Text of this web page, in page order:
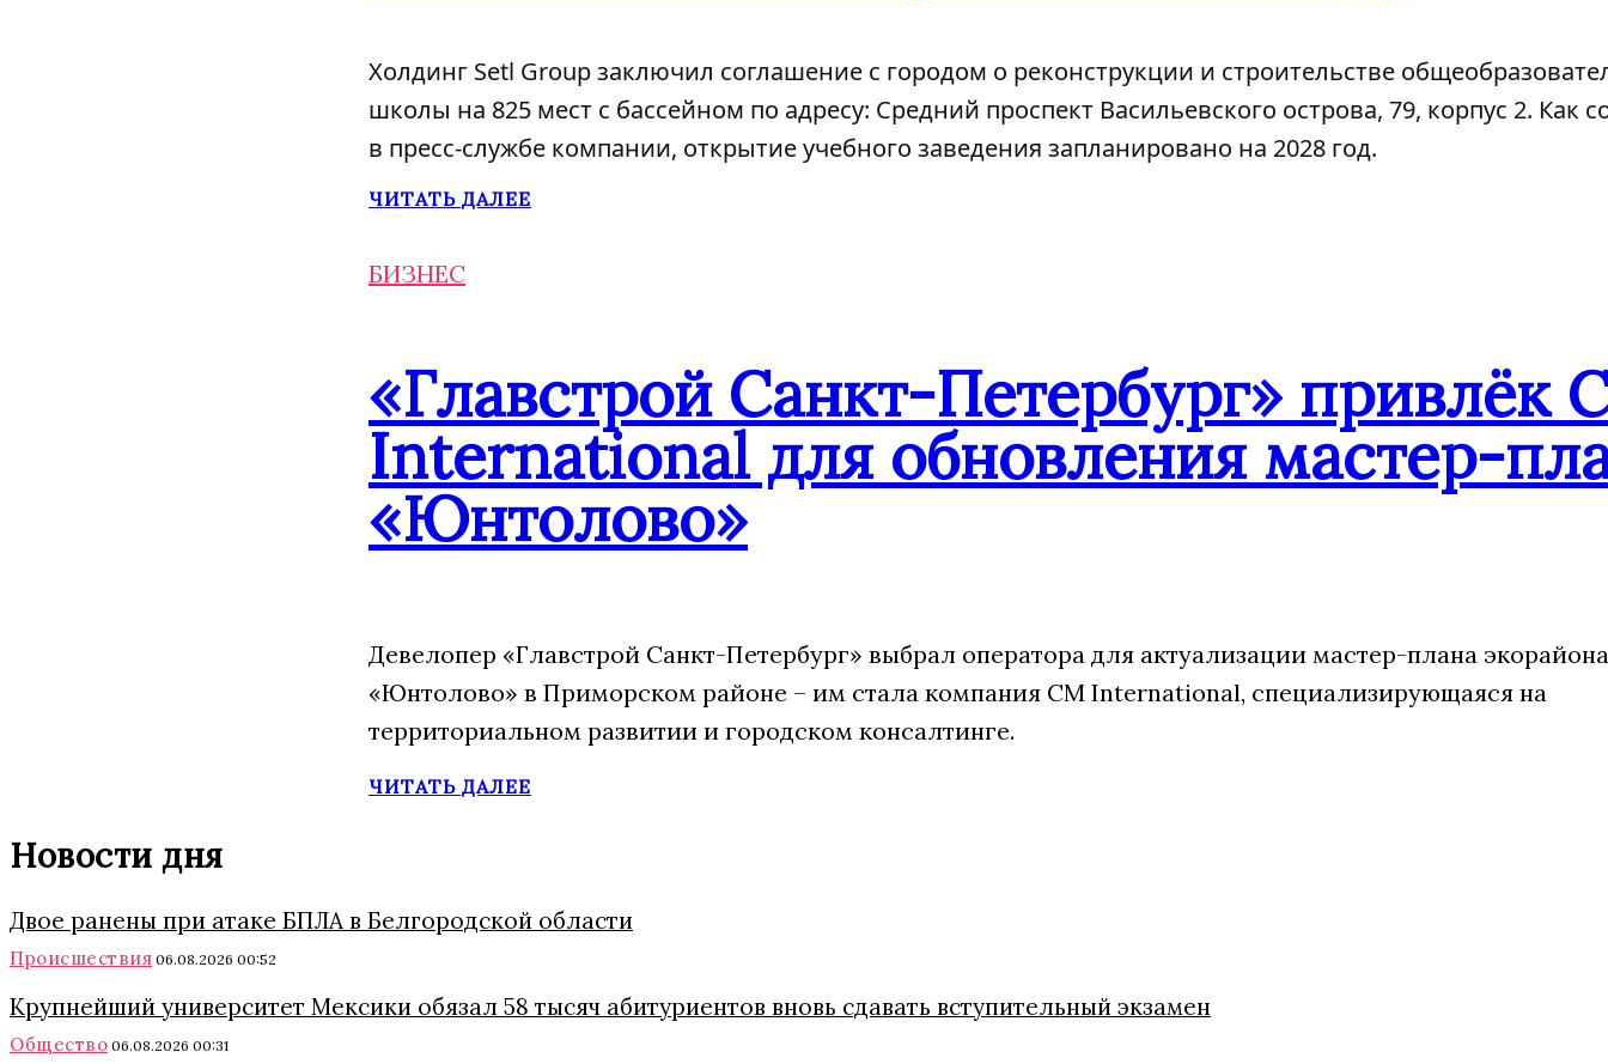
Холдинг Setl Group заключил соглашение с городом о реконструкции и строительстве
школы на 825 мест с бассейном по адресу: Средний проспект Васильевского острова, 79, корпус 2. Как
в пресс-службе компании, открытие учебного заведения запланировано на 2028 год.
ЧИТАТЬ ДАЛЕЕ
БИЗНЕС
«Главстрой Санкт-Петербург» привлёк
International для обновления мастер-
«Юнтолово»
Девелопер «Главстрой Санкт-Петербург» выбрал оператора для актуализации мастер-плана экорайона
«Юнтолово» в Приморском районе – им стала компания CM International, специализирующаяся на
территориальном развитии и городском консалтинге.
ЧИТАТЬ ДАЛЕЕ
Новости дня
Двое ранены при атаке БПЛА в Белгородской области
Происшествия 06.08.2026 00:52
Крупнейший университет Мексики обязал 58 тысяч абитуриентов вновь сдавать вступительный экзамен
Общество 06.08.2026 00:31